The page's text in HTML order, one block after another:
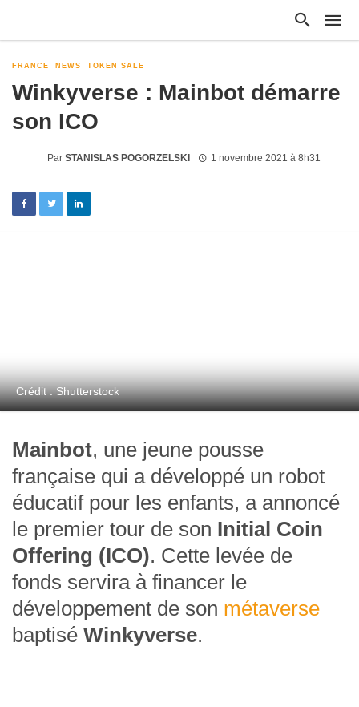
FRANCE NEWS TOKEN SALE
Winkyverse : Mainbot démarre
son ICO
Par STANISLAS POGORZELSKI 1 novembre 2021 à 8h31
Crédit : Shutterstock
Mainbot, une jeune pousse
française qui a développé un robot
éducatif pour les enfants, a annoncé
le premier tour de son Initial Coin
Offering (ICO). Cette levée de
fonds servira à financer le
développement de son métaverse
baptisé Winkyverse.